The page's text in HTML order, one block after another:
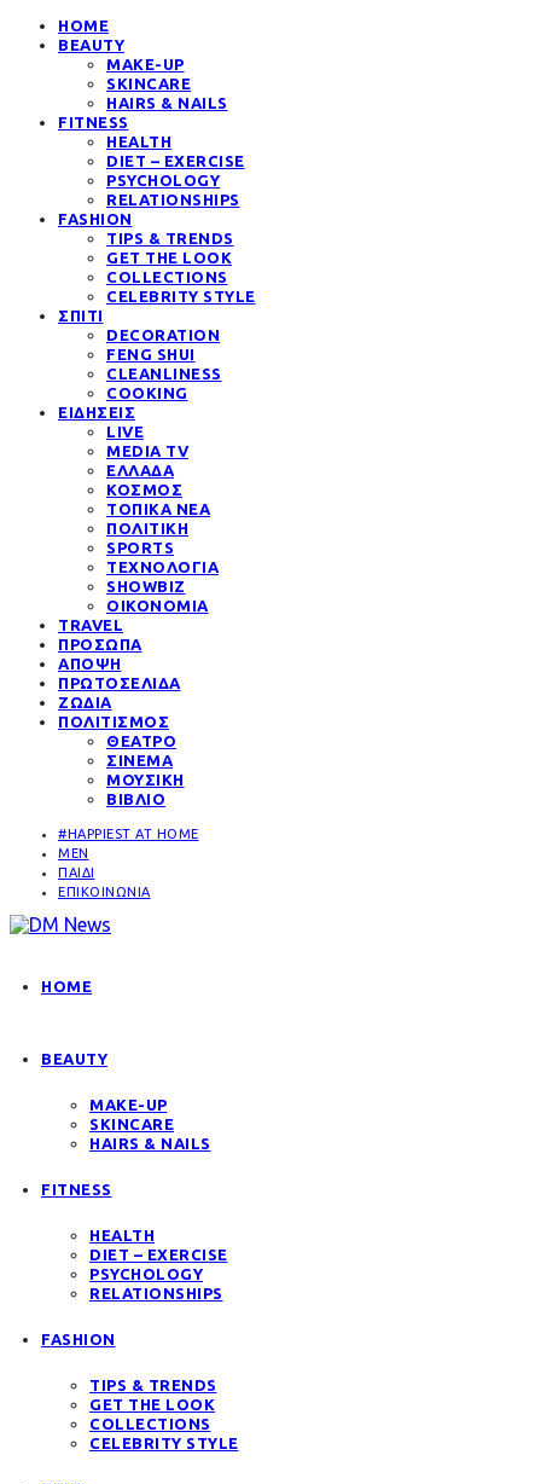
HOME
BEAUTY
MAKE-UP
SKINCARE
HAIRS & NAILS
FITNESS
HEALTH
DIET – EXERCISE
PSYCHOLOGY
RELATIONSHIPS
FASHION
TIPS & TRENDS
GET THE LOOK
COLLECTIONS
CELEBRITY STYLE
ΣΠΙΤΙ
DECORATION
FENG SHUI
CLEANLINESS
COOKING
ΕΙΔΗΣΕΙΣ
LIVE
MEDIA TV
ΕΛΛΑΔΑ
ΚΟΣΜΟΣ
ΤΟΠΙΚΑ ΝΕΑ
ΠΟΛΙΤΙΚΗ
SPORTS
ΤΕΧΝΟΛΟΓΙΑ
SHOWBIZ
ΟΙΚΟΝΟΜΙΑ
TRAVEL
ΠΡΟΣΩΠΑ
ΑΠΟΨΗ
ΠΡΩΤΟΣΕΛΙΔΑ
ΖΩΔΙΑ
ΠΟΛΙΤΙΣΜΟΣ
ΘΕΑΤΡΟ
ΣΙΝΕΜΑ
ΜΟΥΣΙΚΗ
ΒΙΒΛΙΟ
#HAPPIEST AT HOME
MEN
ΠΑΙΔΙ
ΕΠΙΚΟΙΝΩΝΙΑ
HOME
BEAUTY
MAKE-UP
SKINCARE
HAIRS & NAILS
FITNESS
HEALTH
DIET – EXERCISE
PSYCHOLOGY
RELATIONSHIPS
FASHION
TIPS & TRENDS
GET THE LOOK
COLLECTIONS
CELEBRITY STYLE